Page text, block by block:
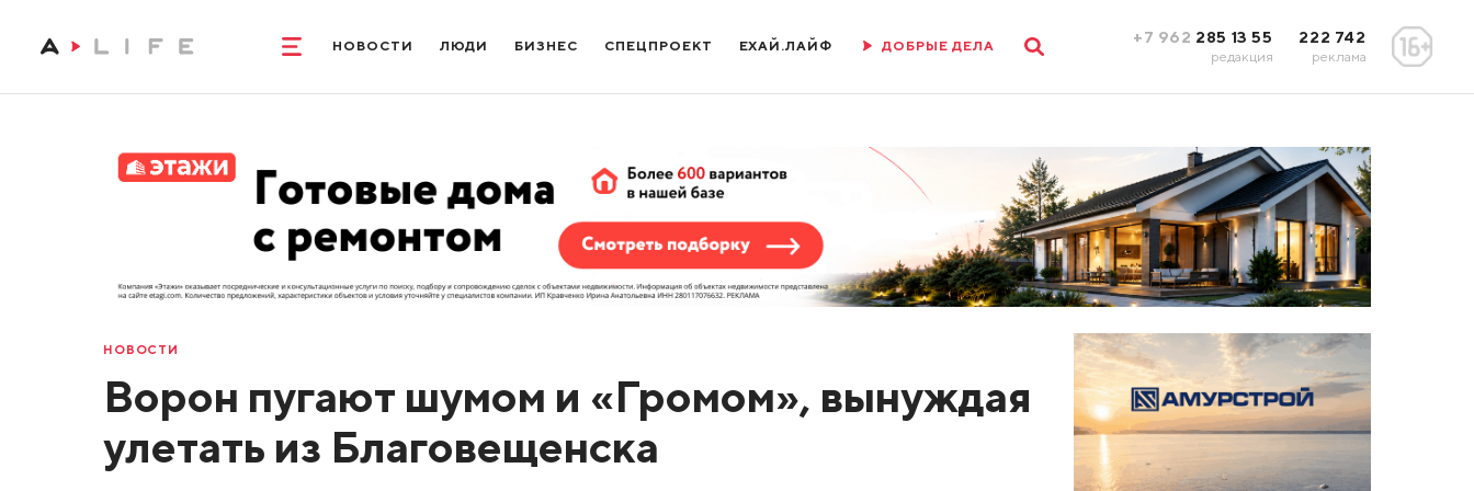
НОВОСТИ ЛЮДИ БИЗНЕС СПЕЦПРОЕКТ ЕХАЙ.ЛАЙФ ДОБРЫЕ ДЕЛА +7 962 285 13 55
редакция
222 742
реклама
НОВОСТИ
Ворон пугают шумом и «Громом», вынуждая
улетать из Благовещенска